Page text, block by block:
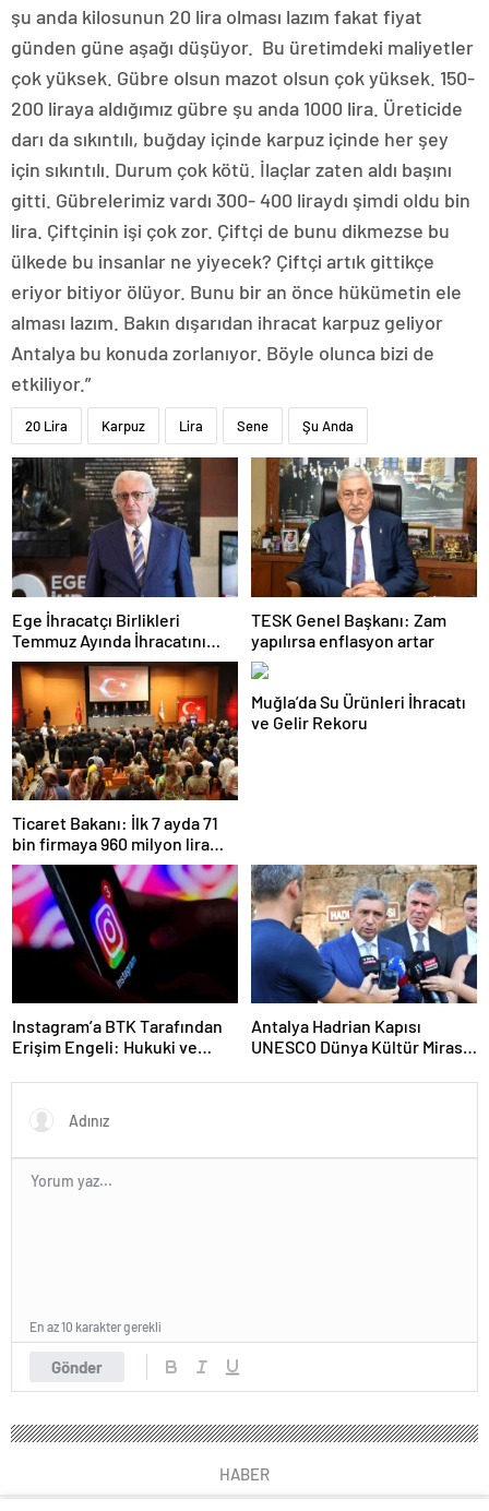
şu anda kilosunun 20 lira olması lazım fakat fiyat
günden güne aşağı düşüyor. Bu üretimdeki maliyetler
çok yüksek. Gübre olsun mazot olsun çok yüksek. 150-
200 liraya aldığımız gübre şu anda 1000 lira. Üreticide
darı da sıkıntılı, buğday içinde karpuz içinde her şey
için sıkıntılı. Durum çok kötü. İlaçlar zaten aldı başını
gitti. Gübrelerimiz vardı 300- 400 liraydı şimdi oldu bin
lira. Çiftçinin işi çok zor. Çiftçi de bunu dikmezse bu
ülkede bu insanlar ne yiyecek? Çiftçi artık gittikçe
eriyor bitiyor ölüyor. Bunu bir an önce hükümetin ele
alması lazım. Bakın dışarıdan ihracat karpuz geliyor
Antalya bu konuda zorlanıyor. Böyle olunca bizi de
etkiliyor.”
20 Lira Karpuz Lira Sene Şu Anda
Ege İhracatçı Birlikleri
Temmuz Ayında İhracatını
Artırdı
TESK Genel Başkanı: Zam
yapılırsa enflasyon artar
Ticaret Bakanı: İlk 7 ayda 71
bin firmaya 960 milyon lira
ceza uygulandı
Muğla’da Su Ürünleri İhracatı
ve Gelir Rekoru
Instagram’a BTK Tarafından
Erişim Engeli: Hukuki ve
Antalya Hadrian Kapısı
UNESCO Dünya Kültür Mirası
Gönder
En az 10 karakter gerekli
HABER